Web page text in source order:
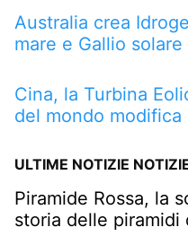
Australia crea
mare e Gallio solare
Cina, la Turbina
del mondo
ULTIME NOTIZIE
Piramide Rossa, la
storia delle piramidi